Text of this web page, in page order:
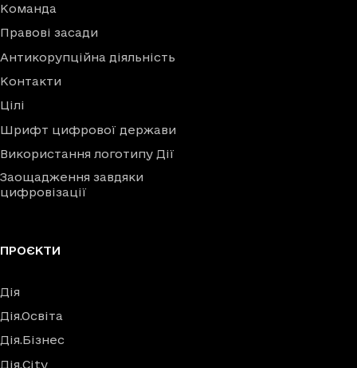
Команда
Правові засади
Антикорупційна діяльність
Контакти
Цілі
Шрифт цифрової держави
Використання логотипу Дії
Заощадження завдяки
цифровізації
ПРОЄКТИ
Дія
Дія.Освіта
Дія.Бізнес
Дія.City